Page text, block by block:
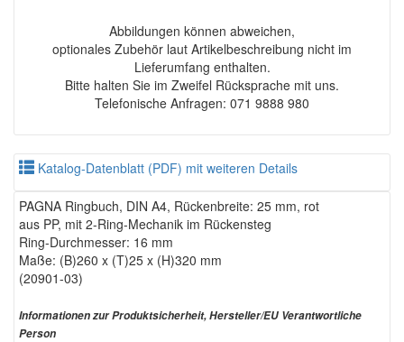
Abbildungen können abweichen,
optionales Zubehör laut Artikelbeschreibung nicht im
Lieferumfang enthalten.
Bitte halten Sie im Zweifel Rücksprache mit uns.
Telefonische Anfragen: 071 9888 980
Katalog-Datenblatt (PDF) mit weiteren Details
PAGNA Ringbuch, DIN A4, Rückenbreite: 25 mm, rot
aus PP, mit 2-Ring-Mechanik im Rückensteg
Ring-Durchmesser: 16 mm
Maße: (B)260 x (T)25 x (H)320 mm
(20901-03)
Informationen zur Produktsicherheit, Hersteller/EU Verantwortliche
Person